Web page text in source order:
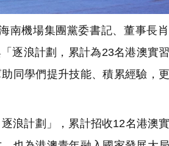
南機場集團黨委書記、董事長
逐浪計劃，累計為23名港澳實
同學們提升技能、積累經驗，
浪計劃」，累計招收12名港澳